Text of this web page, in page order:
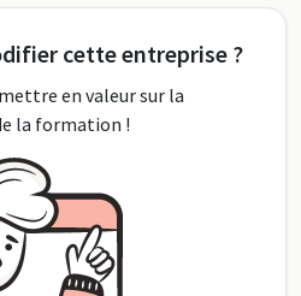
cette entreprise ?
en valeur sur la
la formation !